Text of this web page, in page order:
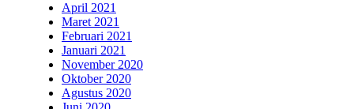
April 2021
Maret 2021
Februari 2021
Januari 2021
November 2020
Oktober 2020
Agustus 2020